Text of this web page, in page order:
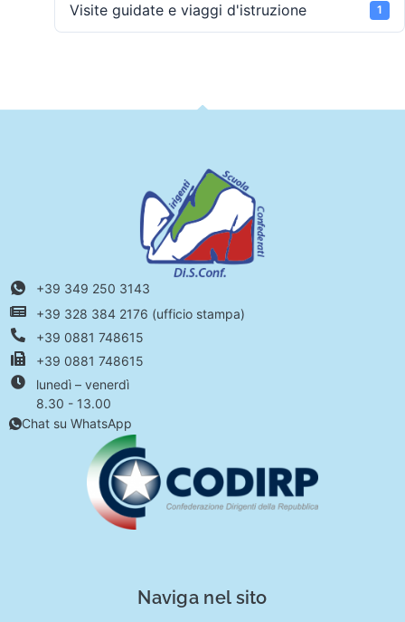
Visite guidate e viaggi d'istruzione 1
+39 349 250 3143
+39 328 384 2176 (ufficio stampa)
+39 0881 748615
+39 0881 748615
lunedì – venerdì
8.30 - 13.00
Chat su WhatsApp
Naviga nel sito